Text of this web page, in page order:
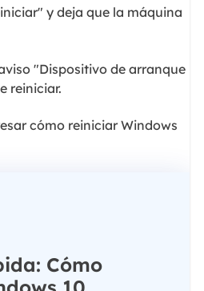
y deja que la máquina
"Dispositivo de arranque
reiniciar.
cómo reiniciar Windows
Cómo